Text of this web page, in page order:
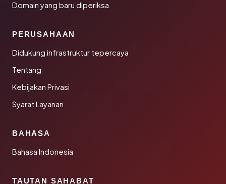
Domain yang baru diperiksa
PERUSAHAAN
Didukung infrastruktur tepercaya
Tentang
Kebijakan Privasi
Syarat Layanan
BAHASA
Bahasa Indonesia
TAUTAN SAHABAT